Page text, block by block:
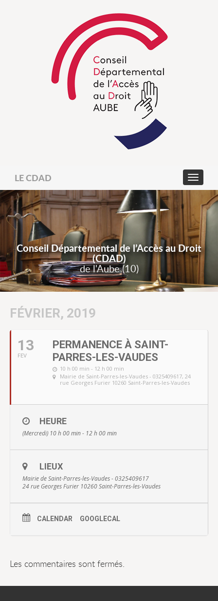
LE CDAD
Conseil Départemental de l’Accès au Droit
(CDAD)
de l'Aube (10)
FÉVRIER, 2019
13
FEV
PERMANENCE À SAINT-
PARRES-LES-VAUDES
10 h 00 min - 12 h 00 min
Mairie de Saint-Parres-les-Vaudes - 0325409617, 24
rue Georges Furier 10260 Saint-Parres-les-Vaudes
HEURE
(Mercredi) 10 h 00 min - 12 h 00 min
LIEUX
Mairie de Saint-Parres-les-Vaudes - 0325409617
24 rue Georges Furier 10260 Saint-Parres-les-Vaudes
CALENDAR GOOGLECAL
Les commentaires sont fermés.